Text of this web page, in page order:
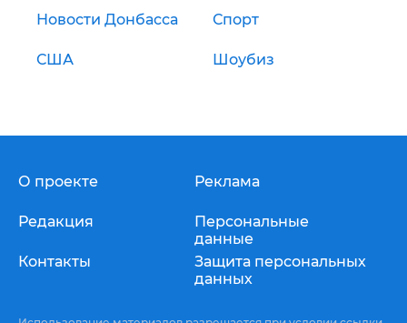
Новости Донбасса Спорт
США Шоубиз
О проекте
Редакция
Контакты
Реклама
Персональные
данные
Защита персональных
данных